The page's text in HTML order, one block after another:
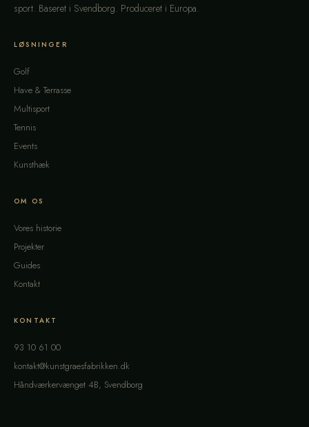
sport. Baseret i Svendborg. Produceret i Europa.
LØSNINGER
Golf
Have & Terrasse
Multisport
Tennis
Events
Kunsthæk
OM OS
Vores historie
Projekter
Guides
Kontakt
KONTAKT
93 10 61 00
kontakt@kunstgraesfabrikken.dk
Håndværkervænget 4B, Svendborg